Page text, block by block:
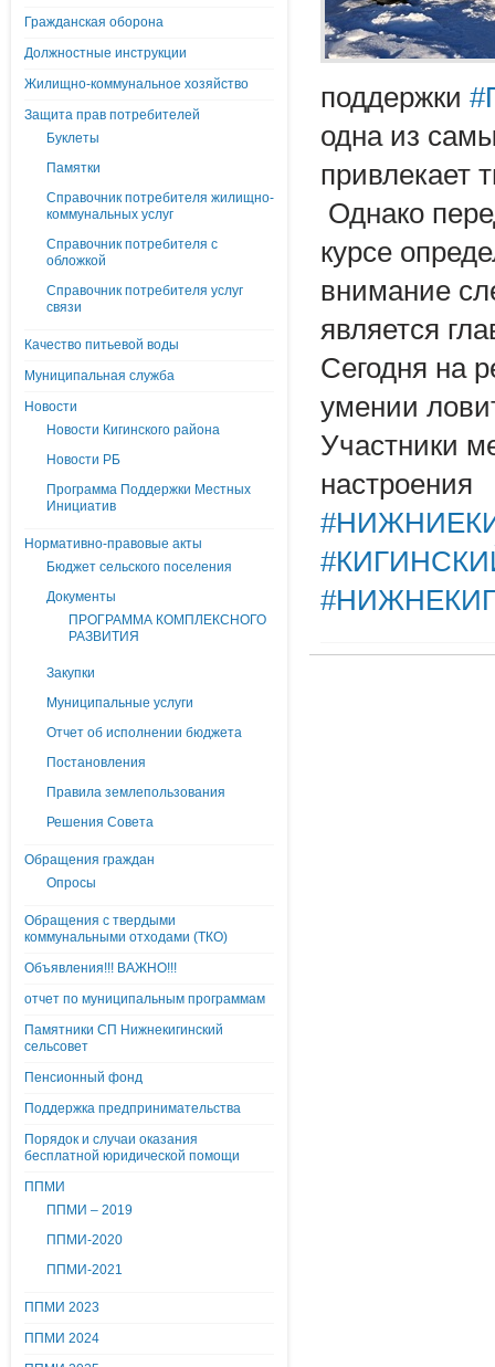
Гражданская оборона
Должностные инструкции
Жилищно-коммунальное хозяйство
Защита прав потребителей
Буклеты
Памятки
Справочник потребителя жилищно-
коммунальных услуг
Справочник потребителя с
обложкой
Справочник потребителя услуг
связи
Качество питьевой воды
Муниципальная служба
Новости
Новости Кигинского района
Новости РБ
Программа Поддержки Местных
Инициатив
Нормативно-правовые акты
Бюджет сельского поселения
Документы
ПРОГРАММА КОМПЛЕКСНОГО
РАЗВИТИЯ
Закупки
Муниципальные услуги
Отчет об исполнении бюджета
Постановления
Правила землепользования
Решения Совета
Обращения граждан
Опросы
Обращения с твердыми
коммунальными отходами (ТКО)
Объявления!!! ВАЖНО!!!
отчет по муниципальным программам
Памятники СП Нижнекигинский
сельсовет
Пенсионный фонд
Поддержка предпринимательства
Порядок и случаи оказания
бесплатной юридической помощи
ППМИ
ППМИ – 2019
ППМИ-2020
ППМИ-2021
ППМИ 2023
ППМИ 2024
поддержки
одна из
привлекает
Однако
курсе
внимание
является
Сегодня на
умении
Участники
настроения